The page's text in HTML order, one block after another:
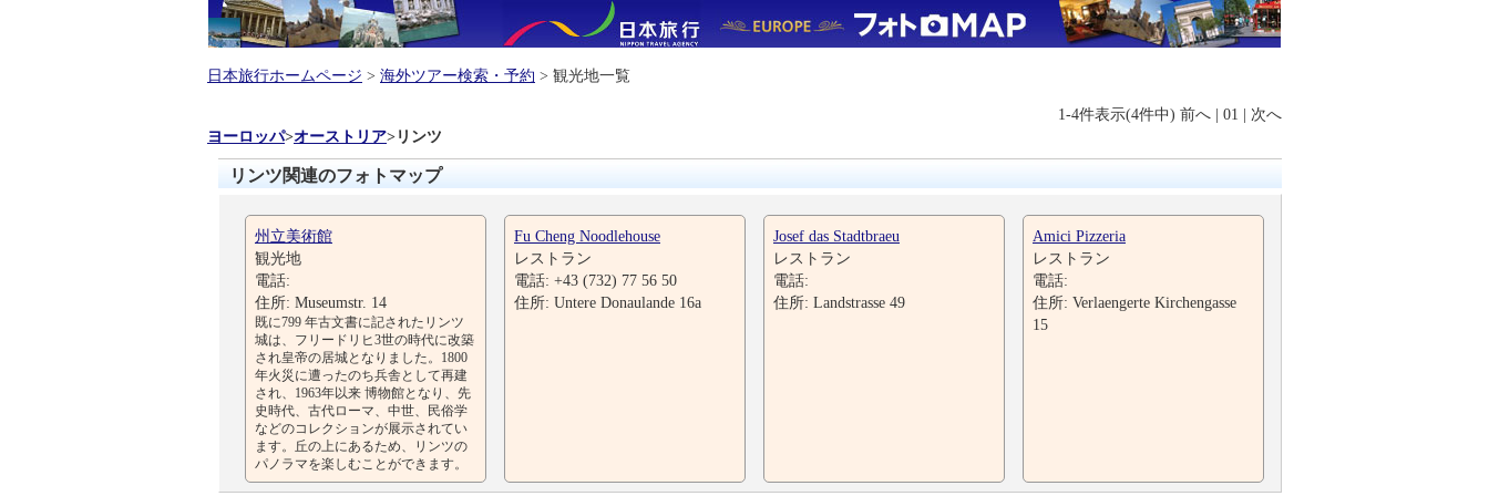
日本旅行ホームページ > 海外ツアー検索・予約 > 観光地一覧
1-4件表示(4件中) 前へ | 01 | 次へ
ヨーロッパ>オーストリア>リンツ
リンツ関連のフォトマップ
州立美術館
観光地
電話:
住所: Museumstr. 14
既に799 年古文書に記されたリンツ
城は、フリードリヒ3世の時代に改築
され皇帝の居城となりました。1800
年火災に遭ったのち兵舎として再建
され、1963年以来 博物館となり、先
史時代、古代ローマ、中世、民俗学
などのコレクションが展示されてい
ます。丘の上にあるため、リンツの
パノラマを楽しむことができます。
Fu Cheng Noodlehouse
レストラン
電話: +43 (732) 77 56 50
住所: Untere Donaulande 16a
Josef das Stadtbraeu
レストラン
電話:
住所: Landstrasse 49
Amici Pizzeria
レストラン
電話:
住所: Verlaengerte Kirchengasse
15